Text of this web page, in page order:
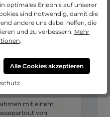
mit einem
von
optimales Erlebnis auf unserer
sind notwendig, damit die
andere uns dabei helfen, die
und zu verbessern. Mehr
.
Alle Cookies akzeptieren